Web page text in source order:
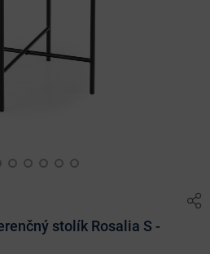
stolík Rosalia S -